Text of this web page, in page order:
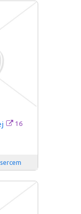
16